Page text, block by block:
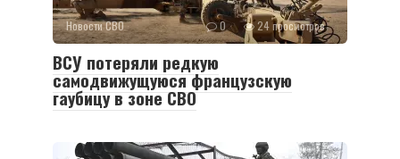
Новости СВО 0 24 просмотров
ВСУ потеряли редкую
самодвижущуюся французскую
гаубицу в зоне СВО